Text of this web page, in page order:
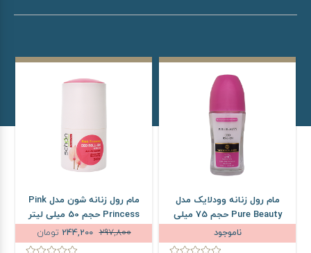
مام رول زنانه وودلایک مدل
Pure Beauty حجم 75 میلی
لیتر
ناموجود
مام رول زنانه شون مدل Pink
Princess حجم 50 میلی لیتر
297,800
244,200 تومان